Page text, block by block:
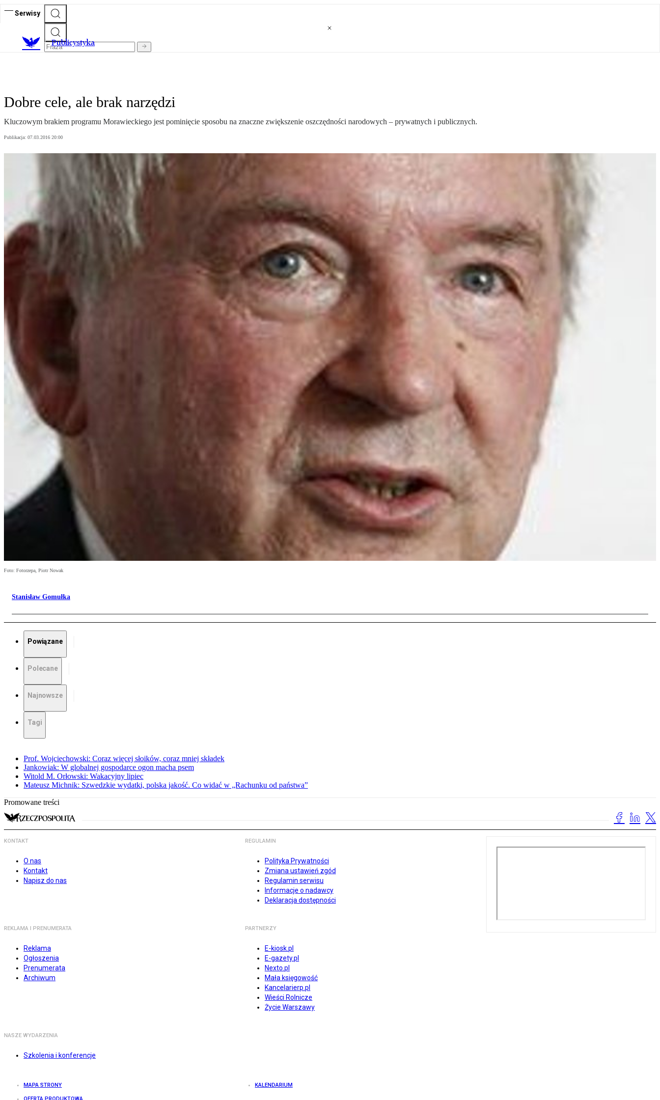
Serwisy
Publicystyka
Dobre cele, ale brak narzędzi
Kluczowym brakiem programu Morawieckiego jest pominięcie sposobu na znaczne zwiększenie oszczędności narodowych – prywatnych i publicznych.
Publikacja: 07.03.2016 20:00
Foto: Fotorzepa, Piotr Nowak
Stanisław Gomułka
Powiązane
Polecane
Najnowsze
Tagi
Prof. Wojciechowski: Coraz więcej słoików, coraz mniej składek
Jankowiak: W globalnej gospodarce ogon macha psem
Witold M. Orłowski: Wakacyjny lipiec
Mateusz Michnik: Szwedzkie wydatki, polska jakość. Co widać w „Rachunku od państwa”
Promowane treści
KONTAKT
O nas
Kontakt
Napisz do nas
REGULAMIN
Polityka Prywatności
Zmiana ustawień zgód
Regulamin serwisu
Informacje o nadawcy
Deklaracja dostępności
REKLAMA I PRENUMERATA
Reklama
Ogłoszenia
Prenumerata
Archiwum
PARTNERZY
E-kiosk.pl
E-gazety.pl
Nexto.pl
Mała księgowość
Kancelarierp.pl
Wieści Rolnicze
Życie Warszawy
NASZE WYDARZENIA
Szkolenia i konferencje
MAPA STRONY KALENDARIUM